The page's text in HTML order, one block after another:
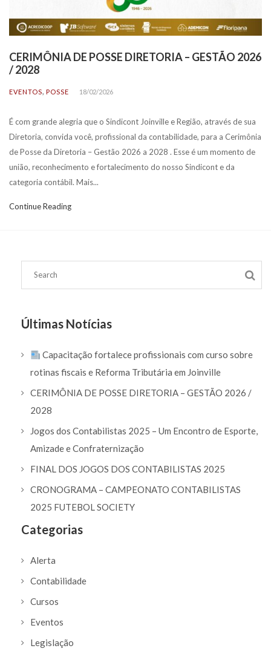
CERIMÔNIA DE POSSE DIRETORIA – GESTÃO 2026
/ 2028
EVENTOS, POSSE 18/02/2026
É com grande alegria que o Sindicont Joinville e Região, através de sua
Diretoria, convida você, profissional da contabilidade, para a Cerimônia
de Posse da Diretoria – Gestão 2026 a 2028 . Esse é um momento de
união, reconhecimento e fortalecimento do nosso Sindicont e da
categoria contábil. Mais...
Continue Reading
Últimas Notícias
Capacitação fortalece profissionais com curso sobre
rotinas fiscais e Reforma Tributária em Joinville
CERIMÔNIA DE POSSE DIRETORIA – GESTÃO 2026 /
2028
Jogos dos Contabilistas 2025 – Um Encontro de Esporte,
Amizade e Confraternização
FINAL DOS JOGOS DOS CONTABILISTAS 2025
CRONOGRAMA – CAMPEONATO CONTABILISTAS
2025 FUTEBOL SOCIETY
Categorias
Alerta
Contabilidade
Cursos
Eventos
Legislação